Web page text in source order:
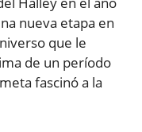
nueva etapa en
que le
de un período
fascinó a la